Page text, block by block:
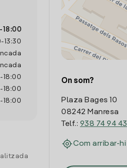
- 18:00
- 13:30
- 18:00
- 18:00
- 18:00
On som?
Plaza Bages 10
08242 Manresa
Telf.: 938 74 94 43
Com arribar-hi